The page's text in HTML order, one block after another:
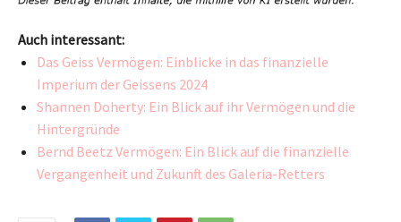
Auch interessant:
Das Geiss Vermögen: Einblicke in das finanzielle
Imperium der Geissens 2024
Shannen Doherty: Ein Blick auf ihr Vermögen und die
Hintergründe
Bernd Beetz Vermögen: Ein Blick auf die finanzielle
Vergangenheit und Zukunft des Galeria-Retters